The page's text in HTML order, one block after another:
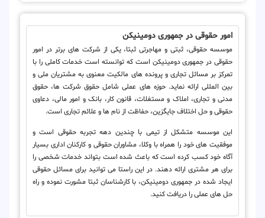
امور حقوقی در جمهوری دومینیکن
موسسه حقوقی، ثبتی و مهاجرتی ثبتا، یکی از شرکت های برتر در امور
حقوقی در جمهوری دومینیکن است که توانسته است خدمات کاملی را با
تمرکز بر مسائل تجاری و پرونده های مالکیت معنوی به مشتریان ملی و
بین المللی ارائه نماید. حوزه های عملی شامل حقوق شرکت ها، حقوق
مدنی و تجاری، املاک و مستغلات، قانون کار، بانک و امور مالی، دعاوی
حقوقی و حل اختلاف جایگزین، حفاظت از نام ها و علائم تجاری است.
این موسسه متشکل از تیمی با چندین دهه تجربه حقوقی است و
موفقیت های خود را همراه با وکلا، مشاوران حقوقی و کارکنان اداری بسیار
آگاه خود کسب کرده است که باعث شده است بتواند خدمات شخصی را
برای هر مشتری ارائه دهند. در این راستا می توانید برای مسائل حقوقی
ایجاد شده در جمهوری دومینیکن، با کارشناسان ثبتا مشورت نموده و راه
حل های عملی را دریافت کنید.